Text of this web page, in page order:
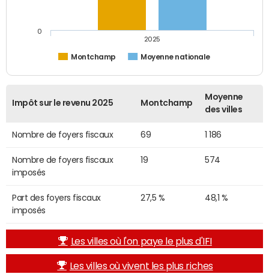
Montchamp Moyenne nationale
2025
0
Impôt sur le revenu 2025 Montchamp
Moyenne
des villes
Nombre de foyers fiscaux 69 1 186
Nombre de foyers fiscaux
imposés
19 574
Part des foyers fiscaux
imposés
27,5 % 48,1 %
Les villes où l'on paye le plus d'IFI
Les villes où vivent les plus riches